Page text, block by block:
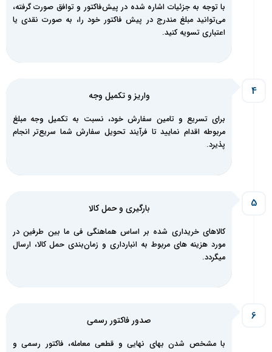
با توجه به جزئیات اشاره شده در پیش‌فاکتور و توافق صورت گرفته،
می‌توانید مبلغ مندرج در پیش فاکتور خود را، به صورت نقدی یا
اعتباری تسویه کنید.
واریز و تکمیل‌ وجه
برای تسریع و تامین سفارش خود، نسبت به تکمیل وجه مبلغ
مربوطه اقدام نمایید تا فرآیند تحویل سفارش شما سریع‌تر انجام
پذیرد.
بارگیری و حمل کالا
کالاهای خریداری شده بر اساس هماهنگی فی ما بین طرفین در
مورد هزینه های مربوط به انبارداری و زمان‌بندی حمل کالا، ارسال
میگردد.
صدور فاکتور رسمی
با مشخص شدن بهای نهایی و قطعی معامله، فاکتور رسمی و